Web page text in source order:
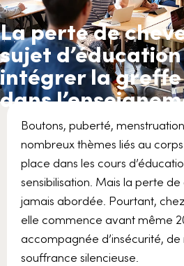
La perte de
sujet
intégrer la
dans
Boutons, puberté,
nombreux thèmes liés au
place dans les cours
sensibilisation. Mais la perte
jamais abordée. Pourtant,
elle commence avant même
accompagnée d’insécurité, de
souffrance silencieuse.